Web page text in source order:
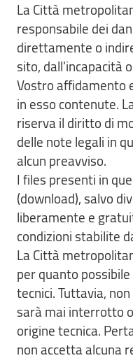
La Città
responsabile dei
direttamente o
sito, dall'incapacità
Vostro affidamento
in esso contenute.
riserva il diritto di
delle note legali in
alcun preavviso.
I files presenti in
(download), salvo
liberamente e
condizioni stabilite
La Città
per quanto
tecnici. Tuttavia,
sarà mai interrotto
origine tecnica.
non accetta alcuna